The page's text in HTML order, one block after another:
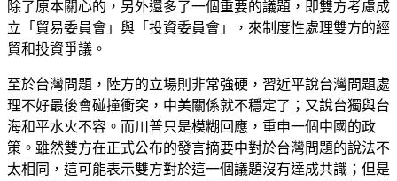
除了原本關心的，另外還多了一個重要的議題，即雙方考慮成
立「貿易委員會」與「投資委員會」，來制度性處理雙方的經
貿和投資爭議。
至於台灣問題，陸方的立場則非常強硬，習近平說台灣問題處
理不好最後會碰撞衝突，中美關係就不穩定了；又說台獨與台
海和平水火不容。而川普只是模糊回應，重申一個中國的政
策。雖然雙方在正式公布的發言摘要中對於台灣問題的說法不
太相同，這可能表示雙方對於這一個議題沒有達成共識；但是